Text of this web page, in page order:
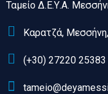
Ταμείο Δ.Ε.Υ.Α.
Καρατζά,
(+30) 27220 25383